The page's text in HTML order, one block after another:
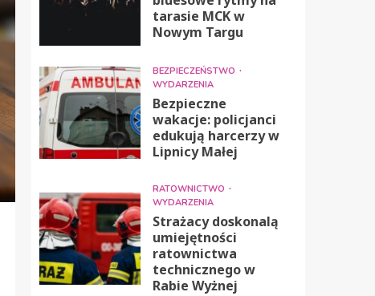
tarasie MCK w
Nowym Targu
BEZPIECZEŃSTWO
WYDARZENIA
Bezpieczne
wakacje: policjanci
edukują harcerzy w
Lipnicy Małej
RATOWNICTWO
WYDARZENIA
Strażacy doskonalą
umiejętności
ratownictwa
technicznego w
Rabie Wyżnej